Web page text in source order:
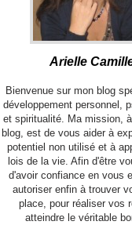
Arielle
Bienvenue sur mon blog
développement personnel,
et spiritualité. Ma mission,
blog, est de vous aider à
potentiel non utilisé et à
lois de la vie. Afin d'être
d'avoir confiance en vous
autoriser enfin à trouver
place, pour réaliser vos
atteindre le véritable